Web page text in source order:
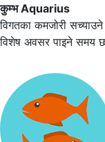
कुम्भ Aquarius
विगतका कमजोरी
विशेष अवसर पाइने समय